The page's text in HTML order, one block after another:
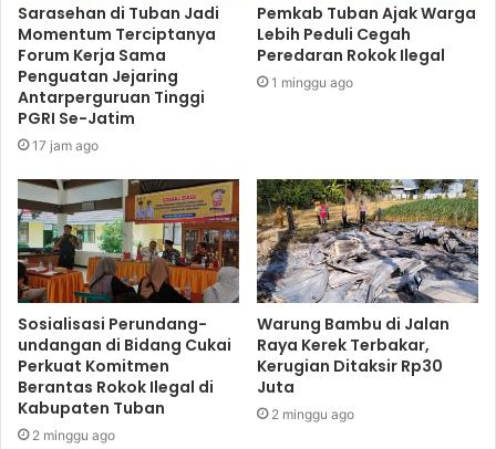
Sarasehan di Tuban Jadi
Momentum Terciptanya
Forum Kerja Sama
Penguatan Jejaring
Antarperguruan Tinggi
PGRI Se-Jatim
17 jam ago
Pemkab Tuban Ajak Warga
Lebih Peduli Cegah
Peredaran Rokok Ilegal
1 minggu ago
Sosialisasi Perundang-
undangan di Bidang Cukai
Perkuat Komitmen
Berantas Rokok Ilegal di
Kabupaten Tuban
2 minggu ago
Warung Bambu di Jalan
Raya Kerek Terbakar,
Kerugian Ditaksir Rp30
Juta
2 minggu ago